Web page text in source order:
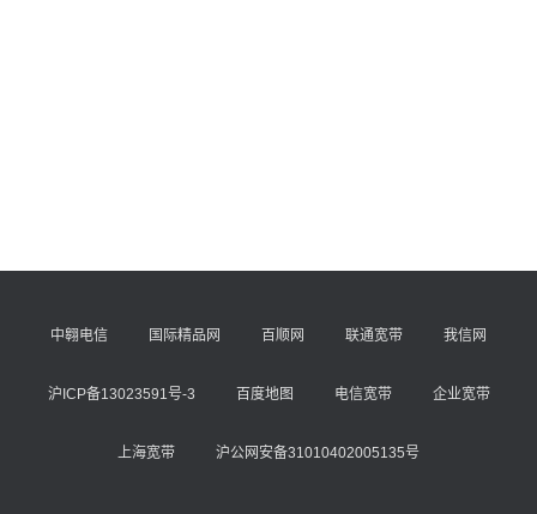
中翱电信 国际精品网 百顺网 联通宽带 我信网
沪ICP备13023591号-3 百度地图 电信宽带 企业宽带
上海宽带 沪公网安备31010402005135号